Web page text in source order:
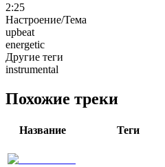
2:25
Настроение/Тема
upbeat
energetic
Другие теги
instrumental
Похожие треки
Название Теги